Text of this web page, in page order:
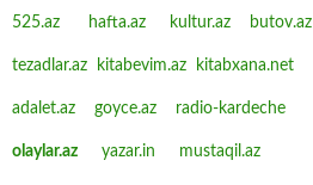
525.az hafta.az kultur.az butov.az
tezadlar.az kitabevim.az kitabxana.net
adalet.az goyce.az radio-kardeche
olaylar.az yazar.in mustaqil.az